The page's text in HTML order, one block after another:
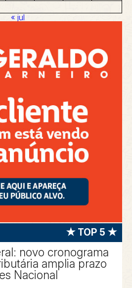
« jul
★ TOP 5 ★
novo cronograma
amplia prazo
Nacional